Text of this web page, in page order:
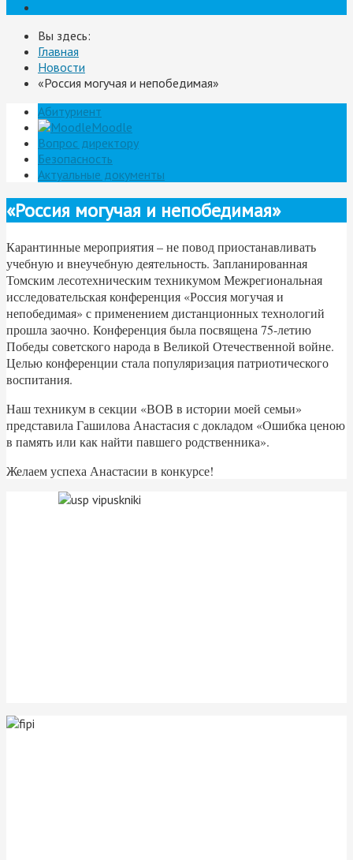
Вы здесь:
Главная
Новости
«Россия могучая и непобедимая»
Абитуриент
Moodle
Вопрос директору
Безопасность
Актуальные документы
«Россия могучая и непобедимая»
Карантинные мероприятия – не повод приостанавливать
учебную и внеучебную деятельность. Запланированная
Томским лесотехническим техникумом Межрегиональная
исследовательская конференция «Россия могучая и
непобедимая» с применением дистанционных технологий
прошла заочно. Конференция была посвящена 75-летию
Победы советского народа в Великой Отечественной войне.
Целью конференции стала популяризация патриотического
воспитания.
Наш техникум в секции «ВОВ в истории моей семьи»
представила Гашилова Анастасия с докладом «Ошибка ценою
в память или как найти павшего родственника».
Желаем успеха Анастасии в конкурсе!